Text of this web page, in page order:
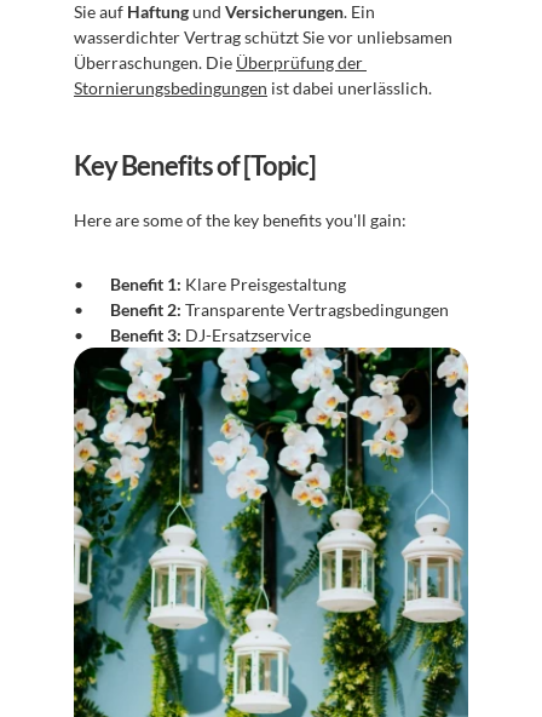
Sie auf Haftung und Versicherungen. Ein
wasserdichter Vertrag schützt Sie vor unliebsamen
Überraschungen. Die Überprüfung der
Stornierungsbedingungen ist dabei unerlässlich.
Key Benefits of [Topic]
Here are some of the key benefits you'll gain:
Benefit 1: Klare Preisgestaltung
Benefit 2: Transparente Vertragsbedingungen
Benefit 3: DJ-Ersatzservice